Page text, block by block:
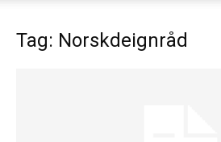
Tag: Norskdeignråd